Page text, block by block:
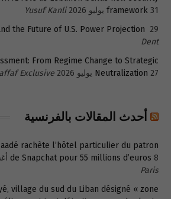
framework 31 يوليو 2026
Yusuf Kanli
the Future of U.S. Power Projection 29 يوليو 2026
Dent
From Regime Change to Strategic
Neutralization 27 يوليو 2026 Exclusive
أحدث المقالات بالفرنسية
rachète l’hôtel particulier du patron
de Snapchat pour 55 millions d’euros 8 أغسطس 2026
Paris
village du sud du Liban désigné « zone